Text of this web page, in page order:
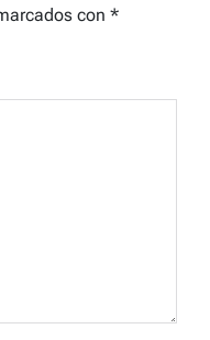
con *